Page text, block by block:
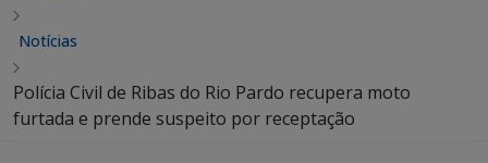
Notícias
Polícia Civil de Ribas do Rio Pardo recupera moto
furtada e prende suspeito por receptação